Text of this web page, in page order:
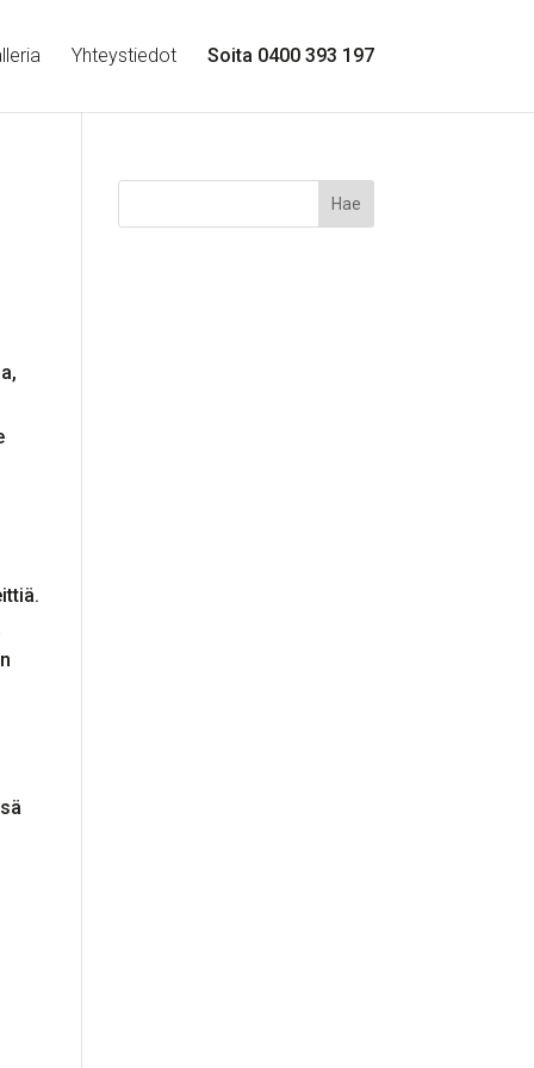
Yhteystiedot Soita 0400 393 197